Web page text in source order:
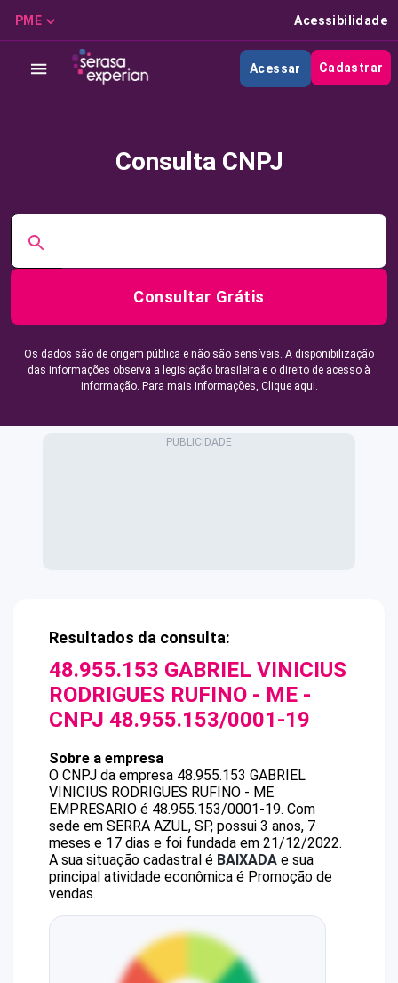
PME Acessibilidade
Acessar Cadastrar
Consulta CNPJ
Consultar Grátis
Os dados são de origem pública e não são sensíveis. A disponibilização
das informações observa a legislação brasileira e o direito de acesso à
informação. Para mais informações, Clique aqui.
Resultados da consulta:
48.955.153 GABRIEL VINICIUS
RODRIGUES RUFINO - ME -
CNPJ 48.955.153/0001-19
Sobre a empresa
O CNPJ da empresa 48.955.153 GABRIEL
VINICIUS RODRIGUES RUFINO - ME
EMPRESARIO é 48.955.153/0001-19. Com
sede em SERRA AZUL, SP, possui 3 anos, 7
meses e 17 dias e foi fundada em 21/12/2022.
A sua situação cadastral é BAIXADA e sua
principal atividade econômica é Promoção de
vendas.